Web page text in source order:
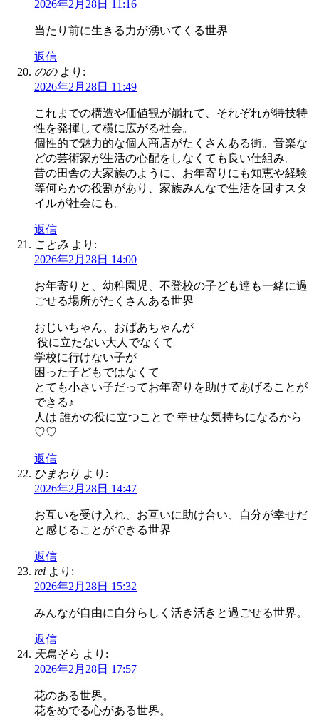
2026年2月28日 11:16
当たり前に生きる力が湧いてくる世界
返信
のの より:
2026年2月28日 11:49
これまでの構造や価値観が崩れて、それぞれが特技特
性を発揮して横に広がる社会。
個性的で魅力的な個人商店がたくさんある街。音楽な
どの芸術家が生活の心配をしなくても良い仕組み。
昔の田舎の大家族のように、お年寄りにも知恵や経験
等何らかの役割があり、家族みんなで生活を回すスタ
イルが社会にも。
返信
ことみ より:
2026年2月28日 14:00
お年寄りと、幼稚園児、不登校の子ども達も一緒に過
ごせる場所がたくさんある世界
おじいちゃん、おばあちゃんが
役に立たない大人でなくて
学校に行けない子が
困った子どもではなくて
とても小さい子だってお年寄りを助けてあげることが
できる♪
人は 誰かの役に立つことで 幸せな気持ちになるから
♡♡
返信
ひまわり より:
2026年2月28日 14:47
お互いを受け入れ、お互いに助け合い、自分が幸せだ
と感じることができる世界
返信
rei より:
2026年2月28日 15:32
みんなが自由に自分らしく活き活きと過ごせる世界。
返信
天鳥そら より:
2026年2月28日 17:57
花のある世界。
花をめでる心がある世界。